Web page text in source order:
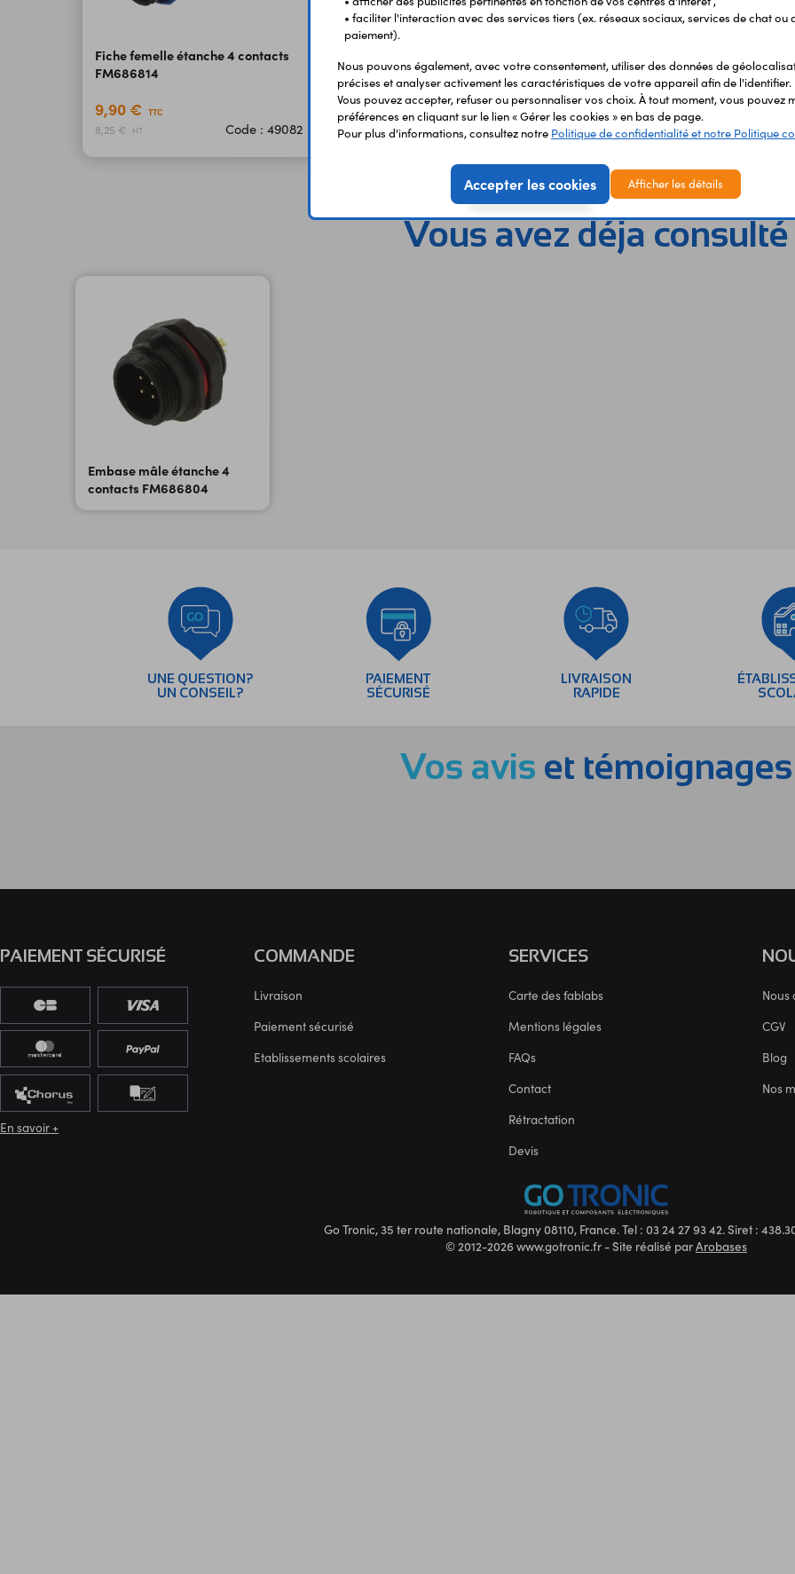
Fiche femelle étanche 4 contacts
FM686814
9,90 € TTC
8,25 € HT Code : 49082
Vous avez déja consulté
Embase mâle étanche 4
contacts FM686804
UNE QUESTION?
UN CONSEIL?
PAIEMENT
SÉCURISÉ
LIVRAISON
RAPIDE
Vos avis et témoignages
COMMANDE
Livraison
Paiement sécurisé
Etablissements scolaires
SERVICES
Carte des fablabs
Mentions légales
FAQs
Contact
Rétractation
Devis
Nous
CGV
Blog
Nos
PAIEMENT SÉCURISÉ
En savoir +
Go Tronic, 35 ter route nationale, Blagny 08110, France. Tel : 03 24 27 93 42. Siret :
© 2012-2026 www.gotronic.fr - Site réalisé parArobases
• faciliter l'interaction avec des services tiers (ex. réseaux sociaux, services de chat ou
paiement).
Nous pouvons également, avec votre consentement, utiliser des données de
précises et analyser activement les caractéristiques de votre appareil afin de l'identifier.
Vous pouvez accepter, refuser ou personnaliser vos choix. À tout moment, vous pouvez
préférences en cliquant sur le lien « Gérer les cookies » en bas de page.
Pour plus d'informations, consultez notre Politique de confidentialité et notre Politique
Accepter les cookies Afficher les détails